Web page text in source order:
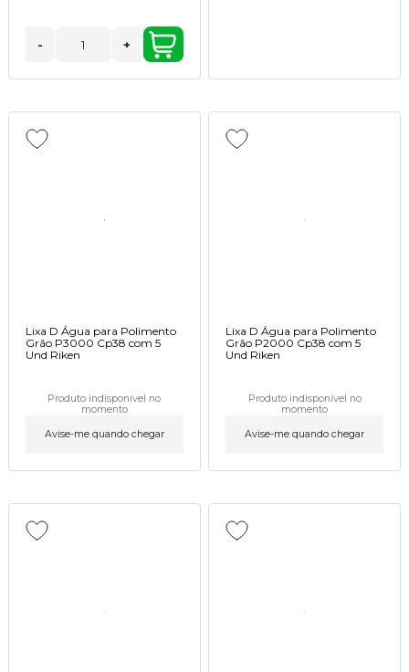
- +
Lixa D Água para Polimento
Grão P3000 Cp38 com 5
Und Riken
Produto indisponível no
momento
Avise-me quando chegar
Lixa D Água para Polimento
Grão P2000 Cp38 com 5
Und Riken
Produto indisponível no
momento
Avise-me quando chegar